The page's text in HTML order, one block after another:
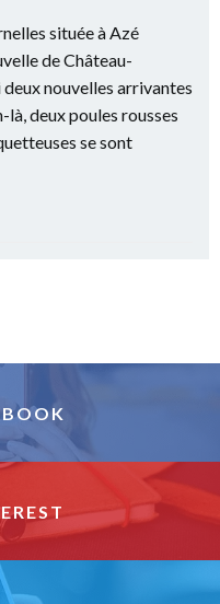
située à Azé
de Château-
nouvelles arrivantes
deux poules rousses
se sont